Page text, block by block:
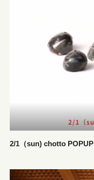
2/1（sun) chotto POPUP